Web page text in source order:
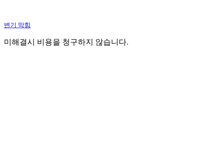
변기 막힘
미해결시 비용을 청구하지 않습니다.